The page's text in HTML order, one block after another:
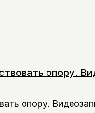
опору.
опору.